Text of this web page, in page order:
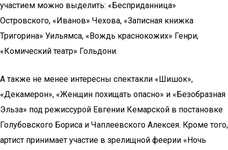
участием можно выделить: «Бесприданница»
Островского, «Иванов» Чехова, «Записная книжка
Тригорина» Уильямса, «Вождь краснокожих» Генри,
«Комический театр» Гольдони.
А также не менее интересны спектакли «Шишок»,
«Декамерон», «Женщин похищать опасно» и «Безобразная
Эльза» под режиссурой Евгении Кемарской в постановке
Голубовского Бориса и Чаплеевского Алексея. Кроме того,
артист принимает участие в зрелищной феерии «Ночь